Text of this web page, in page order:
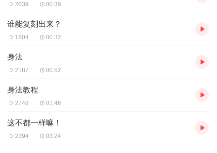
2039 00:39
谁能复刻出来？
1804 00:32
身法
2187 00:52
身法教程
2748 01:46
这不都一样嘛！
2394 03:24